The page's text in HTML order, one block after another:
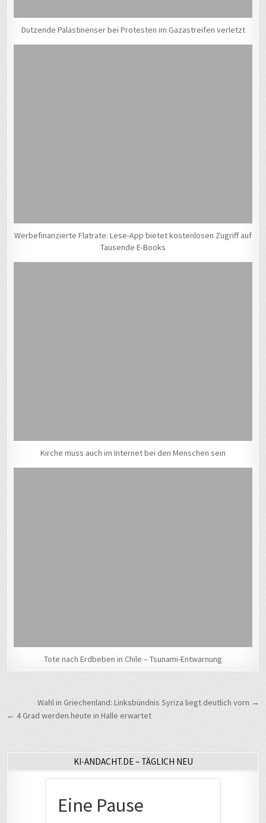
Dutzende Palästinenser bei Protesten im Gazastreifen verletzt
Werbefinanzierte Flatrate: Lese-App bietet kostenlosen Zugriff auf
Tausende E-Books
Kirche muss auch im Internet bei den Menschen sein
Tote nach Erdbeben in Chile – Tsunami-Entwarnung
Beitragsnavigation
Wahl in Griechenland: Linksbündnis Syriza liegt deutlich vorn →
← 4 Grad werden heute in Halle erwartet
KI-ANDACHT.DE – TÄGLICH NEU